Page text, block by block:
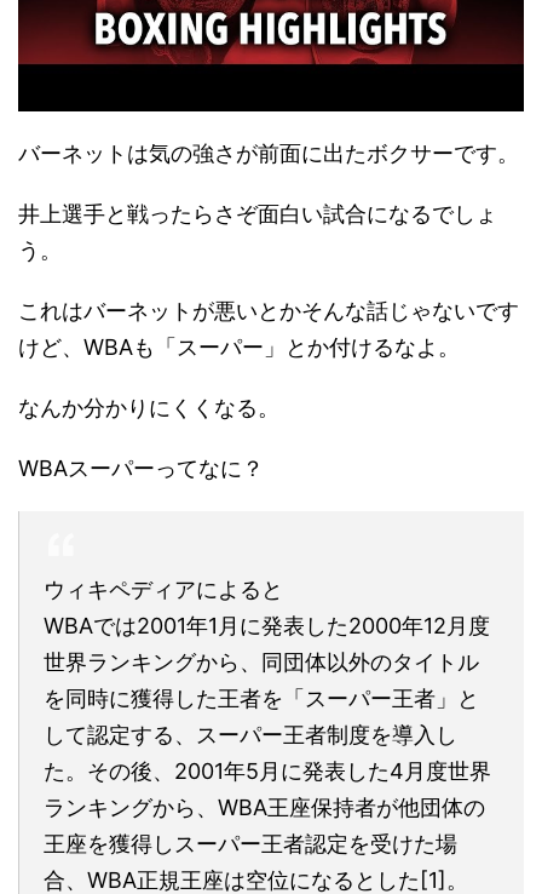
バーネットは気の強さが前面に出たボクサーです。
井上選手と戦ったらさぞ面白い試合になるでしょ
う。
これはバーネットが悪いとかそんな話じゃないです
けど、WBAも「スーパー」とか付けるなよ。
なんか分かりにくくなる。
WBAスーパーってなに？
ウィキペディアによると
WBAでは2001年1月に発表した2000年12月度
世界ランキングから、同団体以外のタイトル
を同時に獲得した王者を「スーパー王者」と
して認定する、スーパー王者制度を導入し
た。その後、2001年5月に発表した4月度世界
ランキングから、WBA王座保持者が他団体の
王座を獲得しスーパー王者認定を受けた場
合、WBA正規王座は空位になるとした[1]。